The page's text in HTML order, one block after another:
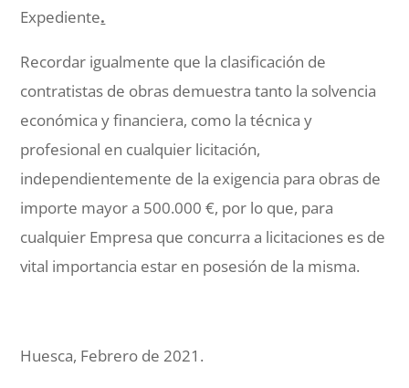
Expediente.
Recordar igualmente que la clasificación de
contratistas de obras demuestra tanto la solvencia
económica y financiera, como la técnica y
profesional en cualquier licitación,
independientemente de la exigencia para obras de
importe mayor a 500.000 €, por lo que, para
cualquier Empresa que concurra a licitaciones es de
vital importancia estar en posesión de la misma.
Huesca, Febrero de 2021.